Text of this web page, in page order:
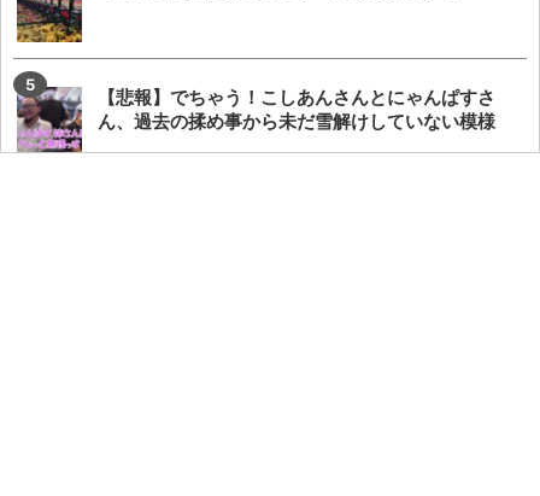
【悲報】でちゃう！こしあんさんとにゃんぱすさ
ん、過去の揉め事から未だ雪解けしていない模様